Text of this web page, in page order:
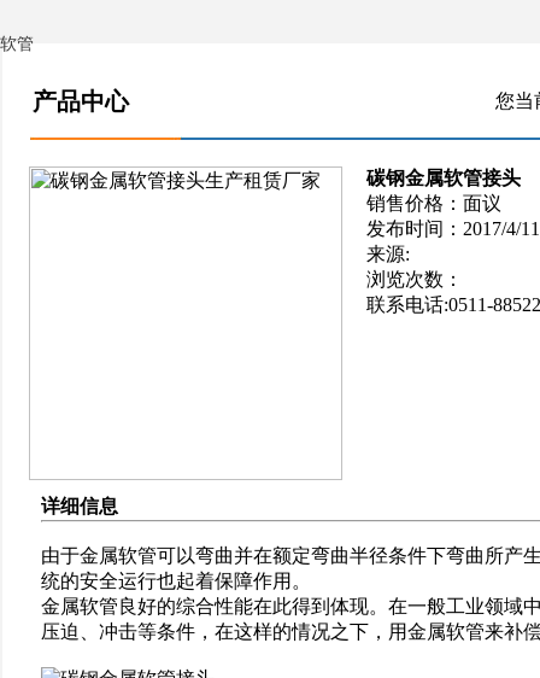
软管
产品中心 您当
碳钢金属软管接头
销售价格：面议
发布时间：2017/4/
来源:
浏览次数：
联系电话:0511-
详细信息
由于金属软管可以弯曲并在额定弯曲半径条件下弯曲所产
统的安全运行也起着保障作用。
金属软管良好的综合性能在此得到体现。在一般工业领域
压迫、冲击等条件，在这样的情况之下，用金属软管来补